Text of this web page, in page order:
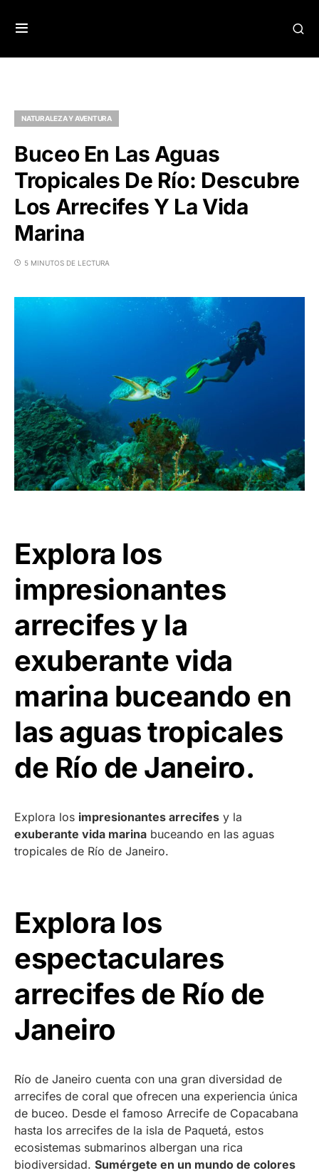
NATURALEZA Y AVENTURA
Buceo En Las Aguas
Tropicales De Río: Descubre
Los Arrecifes Y La Vida
Marina
5 MINUTOS DE LECTURA
Explora los
impresionantes
arrecifes y la
exuberante vida
marina buceando en
las aguas tropicales
de Río de Janeiro.
Explora los impresionantes arrecifes y la
exuberante vida marina buceando en las aguas
tropicales de Río de Janeiro.
Explora los
espectaculares
arrecifes de Río de
Janeiro
Río de Janeiro cuenta con una gran diversidad de
arrecifes de coral que ofrecen una experiencia única
de buceo. Desde el famoso Arrecife de Copacabana
hasta los arrecifes de la isla de Paquetá, estos
ecosistemas submarinos albergan una rica
biodiversidad. Sumérgete en un mundo de colores